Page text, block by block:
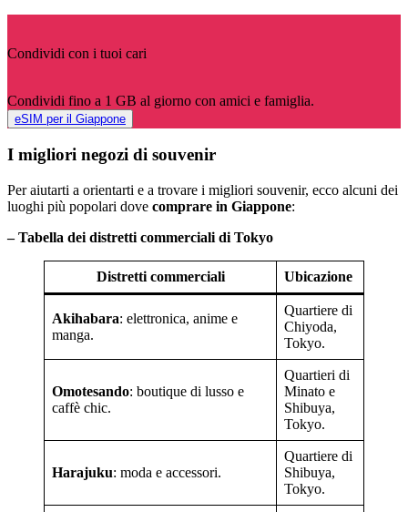
Condividi con i tuoi cari
Condividi fino a 1 GB al giorno con amici e famiglia.
eSIM per il Giappone
I migliori negozi di souvenir
Per aiutarti a orientarti e a trovare i migliori souvenir, ecco alcuni dei
luoghi più popolari dove comprare in Giappone:
– Tabella dei distretti commerciali di Tokyo
Distretti commerciali Ubicazione
Akihabara: elettronica, anime e
manga.
Quartiere di
Chiyoda,
Tokyo.
Omotesando: boutique di lusso e
caffè chic.
Quartieri di
Minato e
Shibuya,
Tokyo.
Harajuku: moda e accessori.
Quartiere di
Shibuya,
Tokyo.